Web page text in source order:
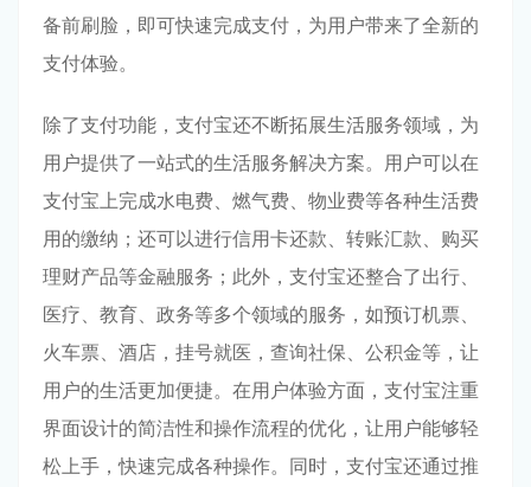
备前刷脸，即可快速完成支付，为用户带来了全新的
支付体验。
除了支付功能，支付宝还不断拓展生活服务领域，为
用户提供了一站式的生活服务解决方案。用户可以在
支付宝上完成水电费、燃气费、物业费等各种生活费
用的缴纳；还可以进行信用卡还款、转账汇款、购买
理财产品等金融服务；此外，支付宝还整合了出行、
医疗、教育、政务等多个领域的服务，如预订机票、
火车票、酒店，挂号就医，查询社保、公积金等，让
用户的生活更加便捷。在用户体验方面，支付宝注重
界面设计的简洁性和操作流程的优化，让用户能够轻
松上手，快速完成各种操作。同时，支付宝还通过推